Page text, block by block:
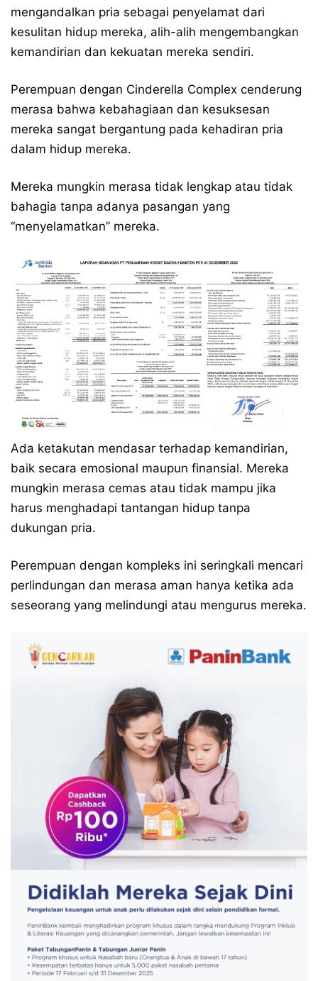
mengandalkan pria sebagai penyelamat dari
kesulitan hidup mereka, alih-alih mengembangkan
kemandirian dan kekuatan mereka sendiri.
Perempuan dengan Cinderella Complex cenderung
merasa bahwa kebahagiaan dan kesuksesan
mereka sangat bergantung pada kehadiran pria
dalam hidup mereka.
Mereka mungkin merasa tidak lengkap atau tidak
bahagia tanpa adanya pasangan yang
“menyelamatkan” mereka.
Ada ketakutan mendasar terhadap kemandirian,
baik secara emosional maupun finansial. Mereka
mungkin merasa cemas atau tidak mampu jika
harus menghadapi tantangan hidup tanpa
dukungan pria.
Perempuan dengan kompleks ini seringkali mencari
perlindungan dan merasa aman hanya ketika ada
seseorang yang melindungi atau mengurus mereka.